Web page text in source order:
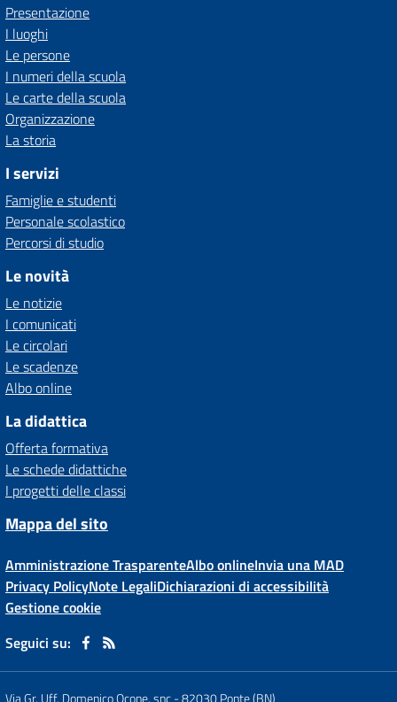
Presentazione
I luoghi
Le persone
I numeri della scuola
Le carte della scuola
Organizzazione
La storia
I servizi
Famiglie e studenti
Personale scolastico
Percorsi di studio
Le novità
Le notizie
I comunicati
Le circolari
Le scadenze
Albo online
La didattica
Offerta formativa
Le schede didattiche
I progetti delle classi
Mappa del sito
Amministrazione TrasparenteAlbo onlineInvia una MAD
Privacy PolicyNote LegaliDichiarazioni di accessibilità
Gestione cookie
Seguici su:
Via Gr. Uff. Domenico Ocone, snc-82030 Ponte (BN)